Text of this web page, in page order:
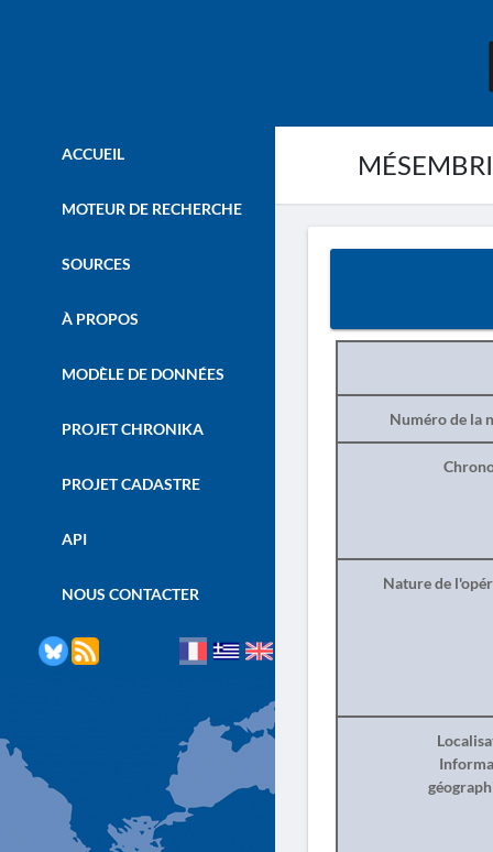
ACCUEIL
MOTEUR DE RECHERCHE
SOURCES
À PROPOS
MODÈLE DE DONNÉES
PROJET CHRONIKA
PROJET CADASTRE
API
NOUS CONTACTER
Numéro de la
Nature de